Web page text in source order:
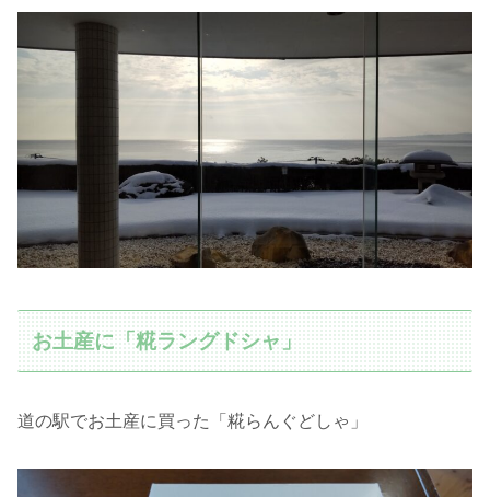
お土産に「糀ラングドシャ」
道の駅でお土産に買った「糀らんぐどしゃ」